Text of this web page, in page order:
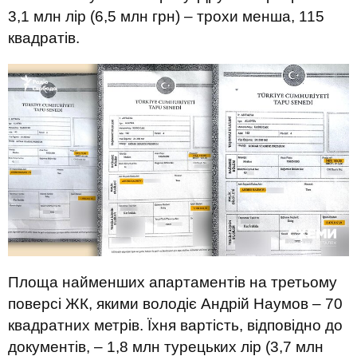
3,1 млн лір (6,5 млн грн) – трохи менша, 115
квадратів.
Площа найменших апартаментів на третьому
поверсі ЖК, якими володіє Андрій Наумов – 70
квадратних метрів. Їхня вартість, відповідно до
документів, – 1,8 млн турецьких лір (3,7 млн